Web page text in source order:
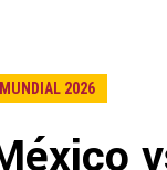
MUNDIAL 2026